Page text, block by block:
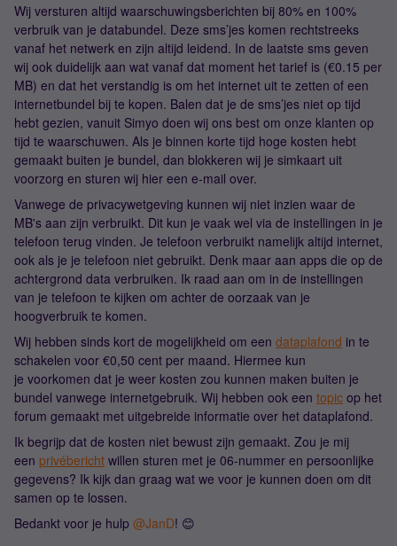
Wij versturen altijd waarschuwingsberichten bij 80% en 100%
verbruik van je databundel. Deze sms’jes komen rechtstreeks
vanaf het netwerk en zijn altijd leidend. In de laatste sms geven
wij ook duidelijk aan wat vanaf dat moment het tarief is (€0.15 per
MB) en dat het verstandig is om het internet uit te zetten of een
internetbundel bij te kopen. Balen dat je de sms’jes niet op tijd
hebt gezien, vanuit Simyo doen wij ons best om onze klanten op
tijd te waarschuwen. Als je binnen korte tijd hoge kosten hebt
gemaakt buiten je bundel, dan blokkeren wij je simkaart uit
voorzorg en sturen wij hier een e-mail over.
Vanwege de privacywetgeving kunnen wij niet inzien waar de
MB's aan zijn verbruikt. Dit kun je vaak wel via de instellingen in je
telefoon terug vinden. Je telefoon verbruikt namelijk altijd internet,
ook als je je telefoon niet gebruikt. Denk maar aan apps die op de
achtergrond data verbruiken. Ik raad aan om in de instellingen
van je telefoon te kijken om achter de oorzaak van je
hoogverbruik te komen.
Wij hebben sinds kort de mogelijkheid om een dataplafond in te
schakelen voor €0,50 cent per maand. Hiermee kun
je voorkomen dat je weer kosten zou kunnen maken buiten je
bundel vanwege internetgebruik. Wij hebben ook een topic op het
forum gemaakt met uitgebreide informatie over het dataplafond.
Ik begrijp dat de kosten niet bewust zijn gemaakt. Zou je mij
een privébericht willen sturen met je 06-nummer en persoonlijke
gegevens? Ik kijk dan graag wat we voor je kunnen doen om dit
samen op te lossen.
Bedankt voor je hulp ​ @JanD! 😊